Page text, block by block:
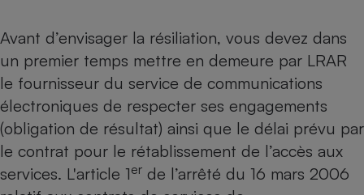
Avant d’envisager la résiliation, vous devez dans
un premier temps mettre en demeure par LRAR
le fournisseur du service de communications
électroniques de respecter ses engagements
(obligation de résultat) ainsi que le délai prévu par
le contrat pour le rétablissement de l’accès aux
services. L'article 1er de l’arrêté du 16 mars 2006